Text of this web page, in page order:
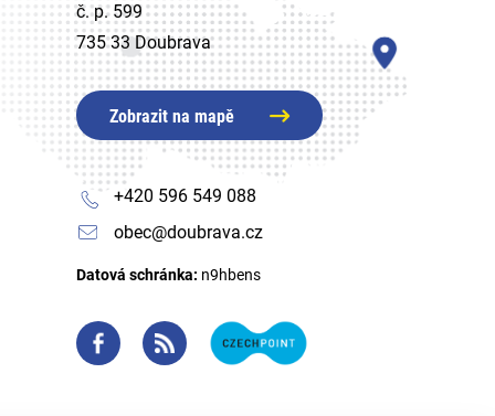
č. p. 599
735 33 Doubrava
Zobrazit na mapě
+420 596 549 088
obec@doubrava.cz
Datová schránka: n9hbens